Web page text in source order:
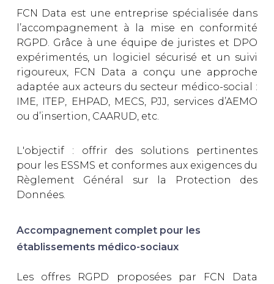
FCN Data est une entreprise spécialisée dans
l’accompagnement à la mise en conformité
RGPD. Grâce à une équipe de juristes et DPO
expérimentés, un logiciel sécurisé et un suivi
rigoureux, FCN Data a conçu une approche
adaptée aux acteurs du secteur médico-social :
IME, ITEP, EHPAD, MECS, PJJ, services d’AEMO
ou d’insertion, CAARUD, etc.
L'objectif : offrir des solutions pertinentes
pour les ESSMS et conformes aux exigences du
Règlement Général sur la Protection des
Données.
Accompagnement complet pour les
établissements médico-sociaux
Les offres RGPD proposées par FCN Data